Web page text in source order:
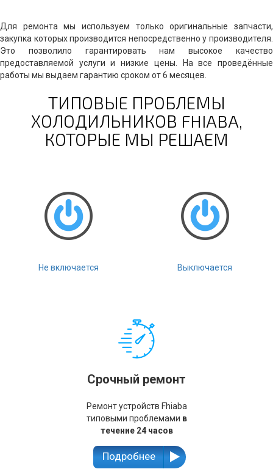
Для ремонта мы используем только оригинальные запчасти,
закупка которых производится непосредственно у производителя.
Это позволило гарантировать нам высокое качество
предоставляемой услуги и низкие цены. На все проведённые
работы мы выдаем гарантию сроком от 6 месяцев.
ТИПОВЫЕ ПРОБЛЕМЫ
ХОЛОДИЛЬНИКОВ FHIABA,
КОТОРЫЕ МЫ РЕШАЕМ
Не включается Выключается
Срочный ремонт
Ремонт устройств Fhiaba
типовыми проблемами в
течение 24 часов
Подробнее